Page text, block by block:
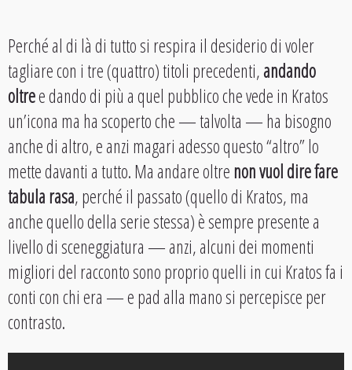
Perché al di là di tutto si respira il desiderio di voler
tagliare con i tre (quattro) titoli precedenti,andando
oltree dando di più a quel pubblico che vede in Kratos
un’icona ma ha scoperto che — talvolta — ha bisogno
anche di altro, e anzi magari adesso questo “altro” lo
mette davanti a tutto. Ma andare oltrenon vuol dire fare
tabula rasa, perché il passato (quello di Kratos, ma
anche quello della serie stessa) è sempre presente a
livello di sceneggiatura — anzi, alcuni dei momenti
migliori del racconto sono proprio quelli in cui Kratos fa i
conti con chi era — e pad alla mano si percepisce per
contrasto.